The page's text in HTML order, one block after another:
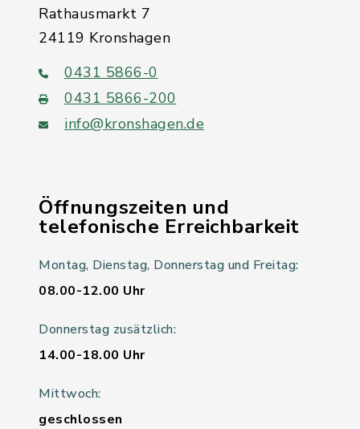
Rathausmarkt 7
24119 Kronshagen
0431 5866-0
0431 5866-200
info@kronshagen.de
Öffnungszeiten und
telefonische Erreichbarkeit
Montag, Dienstag, Donnerstag und Freitag:
08.00-12.00 Uhr
Donnerstag zusätzlich:
14.00-18.00 Uhr
Mittwoch:
geschlossen